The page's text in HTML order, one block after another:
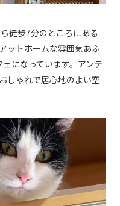
徒歩7分のところにある
ットホームな雰囲気あふ
になっています。アンテ
しゃれで居心地のよい空